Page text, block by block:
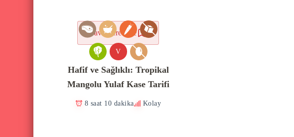
Favorilere ekle
V
Hafif ve Sağlıklı: Tropikal
Mangolu Yulaf Kase Tarifi
8 saat 10 dakika Kolay